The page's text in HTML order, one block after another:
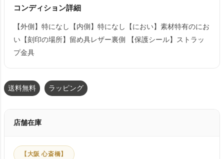
コンディション詳細
【外側】特になし【内側】特になし【におい】素材特有のにお
い【刻印の場所】留め具レザー裏側 【保護シール】ストラッ
プ金具
送料無料 ラッピング
店舗在庫
【大阪 心斎橋】